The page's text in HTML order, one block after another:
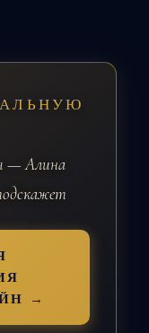
— Алина
→